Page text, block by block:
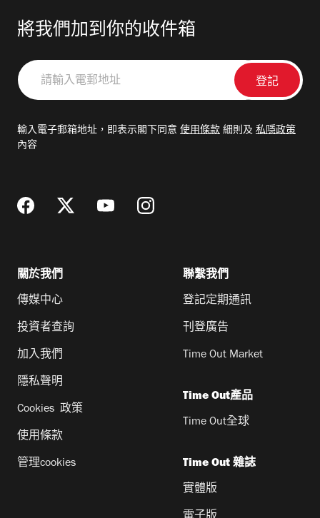
將我們加到你的收件箱
請
輸
郵
輸入電子郵箱地址，即表示閣下同意 使用條款 細則及 私隱政策
內容
關於我們
傳媒中心
投資者查詢
加入我們
隱私聲明
Cookies 政策
使用條款
管理cookies
聯繫我們
登記定期通訊
刊登廣告
Time Out Market
Time Out產品
Time Out全球
Time Out 雜誌
實體版